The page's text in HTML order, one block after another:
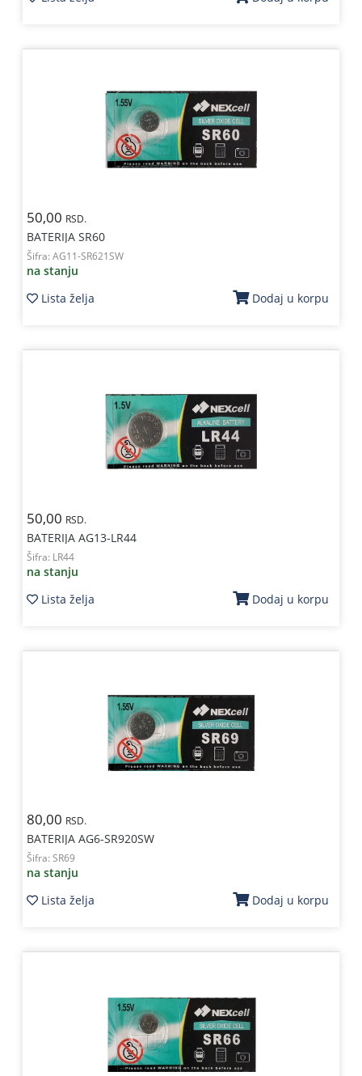
50,00 RSD.
BATERIJA SR60
Šifra: AG11-SR621SW
na stanju
Lista želja
Dodaj u korpu
50,00 RSD.
BATERIJA AG13-LR44
Šifra: LR44
na stanju
Lista želja
Dodaj u korpu
80,00 RSD.
BATERIJA AG6-SR920SW
Šifra: SR69
na stanju
Lista želja
Dodaj u korpu